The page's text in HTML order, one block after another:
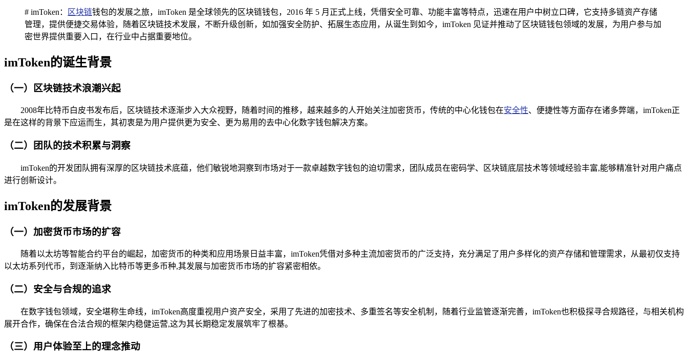
# imToken： 区块链钱包的发展之旅，imToken 是全球领先的区块链钱包，2016 年 5 月正式上线，凭借安全可靠、功能丰富等特点，迅速在用户中树立口碑，它支持多链资产存储
管理，提供便捷交易体验，随着区块链技术发展，不断升级创新，如加强安全防护、拓展生态应用，从诞生到如今，imToken 见证并推动了区块链钱包领域的发展，为用户参与加
密世界提供重要入口，在行业中占据重要地位。
imToken的诞生背景
（一）区块链技术浪潮兴起
2008年比特币白皮书发布后，区块链技术逐渐步入大众视野，随着时间的推移，越来越多的人开始关注加密货币，传统的中心化钱包在安全性、便捷性等方面存在诸多弊端，imToken正
是在这样的背景下应运而生，其初衷是为用户提供更为安全、更为易用的去中心化数字钱包解决方案。
（二）团队的技术积累与洞察
imToken的开发团队拥有深厚的区块链技术底蕴，他们敏锐地洞察到市场对于一款卓越数字钱包的迫切需求，团队成员在密码学、区块链底层技术等领域经验丰富,能够精准针对用户痛点
进行创新设计。
imToken的发展背景
（一）加密货币市场的扩容
随着以太坊等智能合约平台的崛起，加密货币的种类和应用场景日益丰富，imToken凭借对多种主流加密货币的广泛支持，充分满足了用户多样化的资产存储和管理需求，从最初仅支持
以太坊系列代币，到逐渐纳入比特币等更多币种,其发展与加密货币市场的扩容紧密相依。
（二）安全与合规的追求
在数字钱包领域，安全堪称生命线，imToken高度重视用户资产安全，采用了先进的加密技术、多重签名等安全机制，随着行业监管逐渐完善，imToken也积极探寻合规路径，与相关机构
展开合作，确保在合法合规的框架内稳健运营,这为其长期稳定发展筑牢了根基。
（三）用户体验至上的理念推动